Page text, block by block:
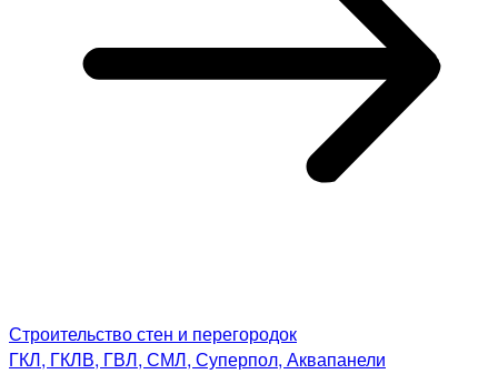
Строительство стен и перегородок
ГКЛ, ГКЛВ, ГВЛ, СМЛ, Суперпол, Аквапанели